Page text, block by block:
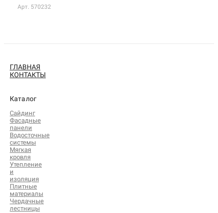
Арт. 570232
ГЛАВНАЯ
КОНТАКТЫ
Каталог
Сайдинг
Фасадные
панели
Водосточные
системы
Мягкая
кровля
Утепление
и
изоляция
Плитные
материалы
Чердачные
лестницы